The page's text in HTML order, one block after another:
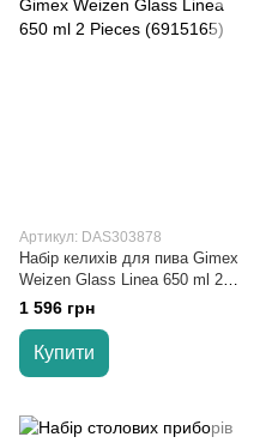
Артикул: DAS303878
Набір келихів для пива Gimex
Weizen Glass Linea 650 ml 2
Pieces (6915165)
1 596 грн
Купити